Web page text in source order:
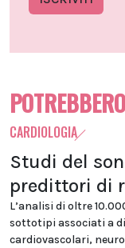
CARDIOLOGIA
Studi del
predittori di
L’analisi di oltre
sottotipi associati a
cardiovascolari,